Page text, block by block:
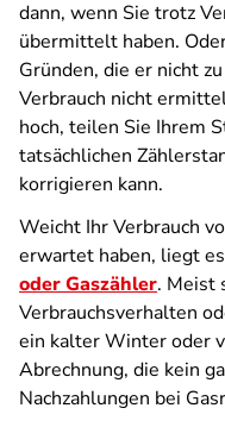
dann, wenn Sie trotz
übermittelt haben.
Gründen, die er nicht
Verbrauch nicht
hoch, teilen Sie Ihrem
tatsächlichen
korrigieren kann.
Weicht Ihr Verbrauch
erwartet haben, liegt
oder Gaszähler. Meist
Verbrauchsverhalten
ein kalter Winter oder
Abrechnung, die kein
Nachzahlungen bei